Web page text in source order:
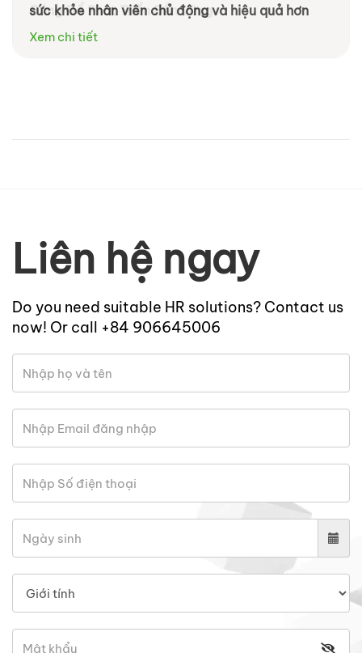
sức khỏe nhân viên chủ động và hiệu quả hơn
Xem chi tiết
Liên hệ ngay
Do you need suitable HR solutions? Contact us
now! Or call +84 906645006